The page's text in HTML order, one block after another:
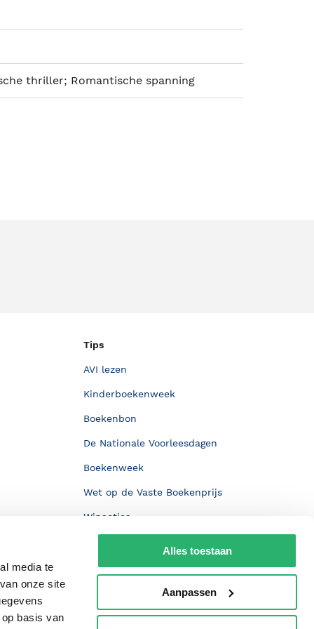
media te
onze site
basis van
Alles toestaan
Aanpassen
thriller; Romantische spanning
Tips
AVI lezen
Kinderboekenweek
Boekenbon
De Nationale Voorleesdagen
Boekenweek
Wet op de Vaste Boekenprijs
Winacties